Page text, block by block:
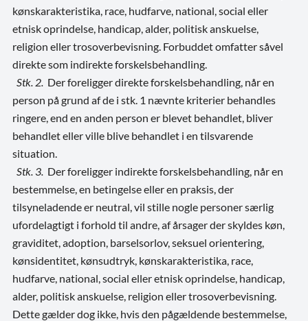
kønskarakteristika, race, hudfarve, national, social eller
etnisk oprindelse, handicap, alder, politisk anskuelse,
religion eller trosoverbevisning. Forbuddet omfatter såvel
direkte som indirekte forskelsbehandling.
Stk. 2. Der foreligger direkte forskelsbehandling, når en
person på grund af de i stk. 1 nævnte kriterier behandles
ringere, end en anden person er blevet behandlet, bliver
behandlet eller ville blive behandlet i en tilsvarende
situation.
Stk. 3. Der foreligger indirekte forskelsbehandling, når en
bestemmelse, en betingelse eller en praksis, der
tilsyneladende er neutral, vil stille nogle personer særlig
ufordelagtigt i forhold til andre, af årsager der skyldes køn,
graviditet, adoption, barselsorlov, seksuel orientering,
kønsidentitet, kønsudtryk, kønskarakteristika, race,
hudfarve, national, social eller etnisk oprindelse, handicap,
alder, politisk anskuelse, religion eller trosoverbevisning.
Dette gælder dog ikke, hvis den pågældende bestemmelse,